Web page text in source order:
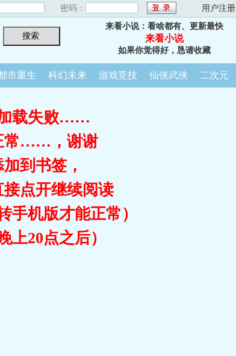
密码： 用户注册
来看小说：看啥都有、更新最快
来看小说
如果你觉得好，恳请收藏
市重生 科幻未来 游戏竞技 仙侠武侠 二次元
加载失败……
常……，谢谢
到书签，
点开继续阅读
手机版才能正常）
上20点之后）